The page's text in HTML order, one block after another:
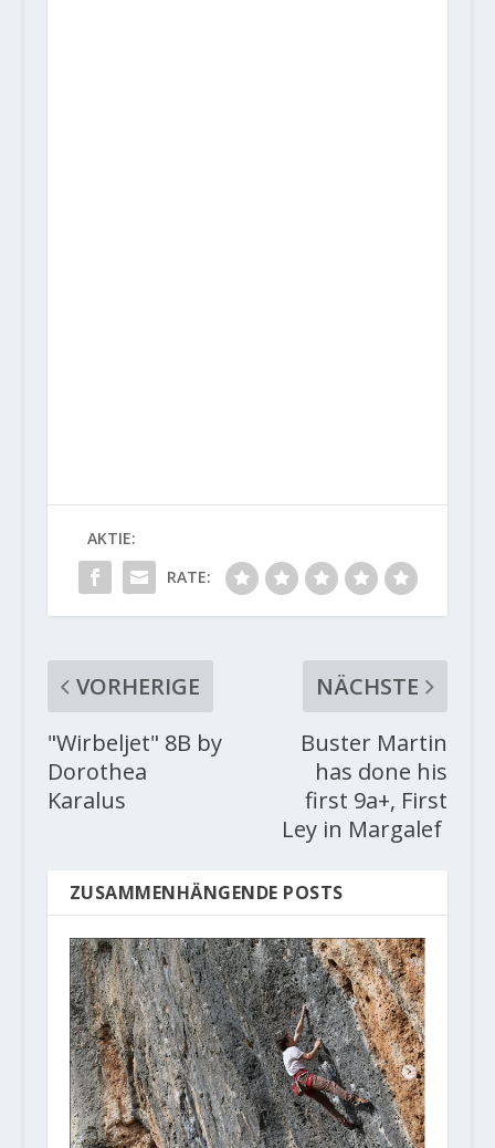
AKTIE:
RATE:
VORHERIGE
"Wirbeljet" 8B by
Dorothea
Karalus
NÄCHSTE
Buster Martin
has done his
first 9a+, First
Ley in Margalef
ZUSAMMENHÄNGENDE POSTS